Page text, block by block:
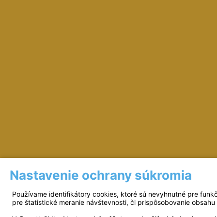
Prevádzkovateľ: © Miloš Sipták -
Nastavenie ochrany súkromia
Používame identifikátory cookies, ktoré sú nevyhnutné pre
pre štatistické meranie návštevnosti, či prispôsobovanie